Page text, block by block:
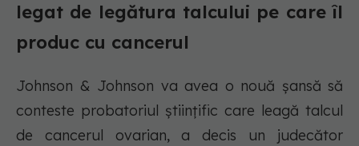
legat de legătura talcului pe care îl
produc cu cancerul
Johnson & Johnson va avea o nouă șansă să
conteste probatoriul științific care leagă talcul
de cancerul ovarian, a decis un judecător